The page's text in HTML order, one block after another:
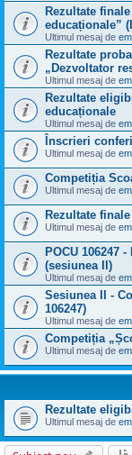
Rezultate
educaționale”
Ultimul mesaj de
Rezultate
„Dezvoltator
Ultimul mesaj de
Rezultate
educaționale
Ultimul mesaj de
Înscrieri
Ultimul mesaj de
Competiția
Ultimul mesaj de
Rezultate
Ultimul mesaj de
POCU 106247
(sesiunea II)
Ultimul mesaj de
Sesiunea II -
106247)
Ultimul mesaj de
Competiția
Ultimul mesaj de
Rezultate
Ultimul mesaj de